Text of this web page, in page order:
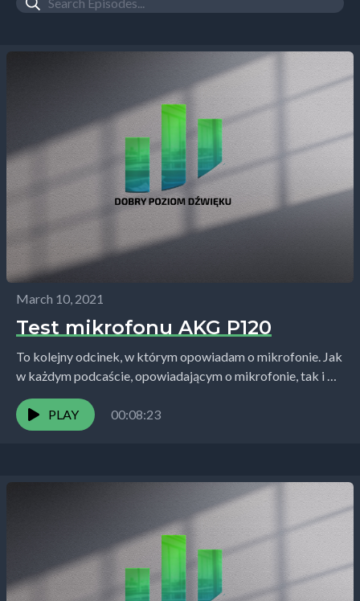
March 10, 2021
Test mikrofonu AKG P120
To kolejny odcinek, w którym opowiadam o mikrofonie. Jak
w każdym podcaście, opowiadającym o mikrofonie, tak i w
tym mój głos nie jest poddany...
PLAY
00:08:23